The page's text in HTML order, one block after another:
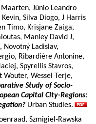
Júnio Leandro
Silva Diogo, J Harris
Timo, Krisjane Zaiga,
Manley David J,
Ladislav,
Ribardière Antonine,
Spyrellis Stavros,
Wouter, Wessel Terje,
Study of Socio-
Capital City-Regions:
Urban Studies.
Szmigiel-Rawska